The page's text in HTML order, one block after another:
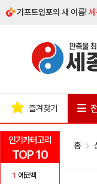
기프트인포의 새 이름!
인기카테고리
TOP 10
1 에코백
즐겨찾기
홈